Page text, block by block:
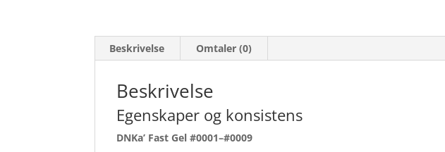
Beskrivelse Omtaler (0)
Beskrivelse
Egenskaper og konsistens
DNKa’ Fast Gel #0001–#0009